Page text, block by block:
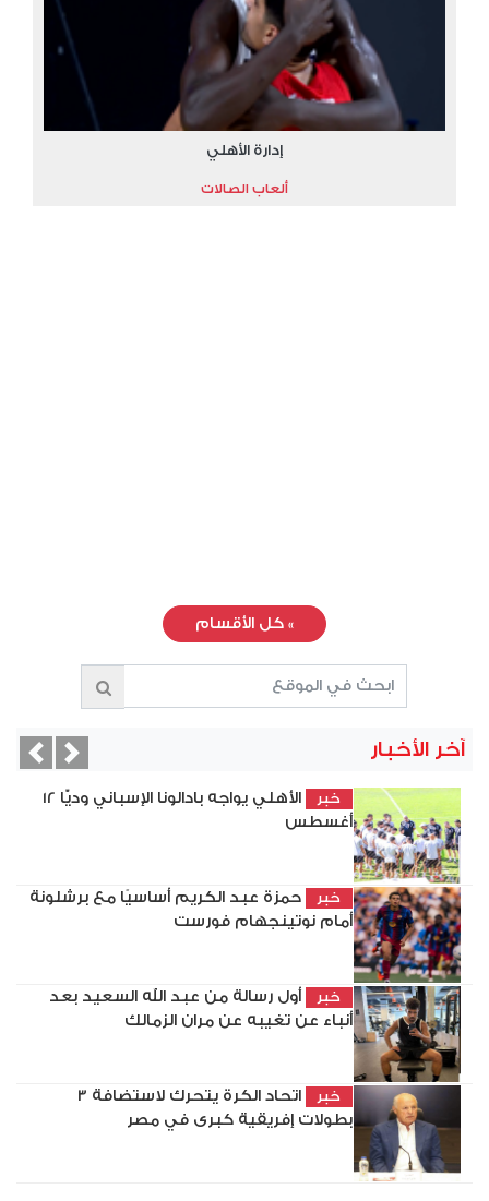
إدارة الأهلي
ألعاب الصالات
» كل الأقسام
آخر الأخبار
خبر
الأهلي يواجه بادالونا الإسباني وديًّا 12
أغسطس
خبر
حمزة عبد الكريم أساسيًا مع برشلونة
أمام نوتينجهام فورست
خبر
أول رسالة من عبد الله السعيد بعد
أنباء عن تغيبه عن مران الزمالك
خبر
اتحاد الكرة يتحرك لاستضافة 3
بطولات إفريقية كبرى في مصر
Next